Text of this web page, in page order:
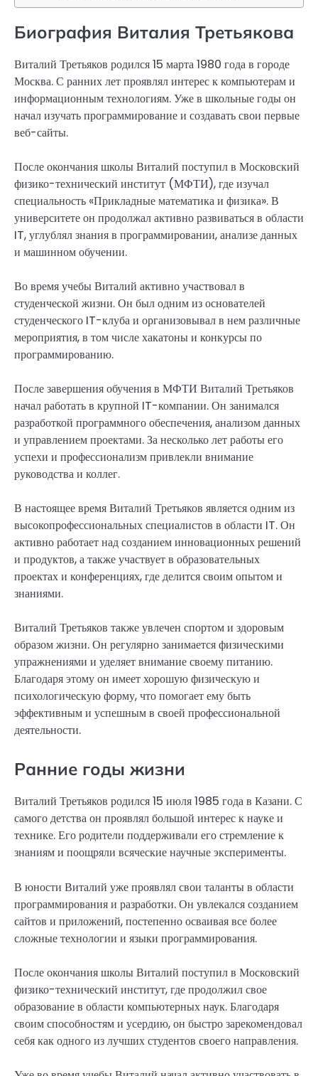
Биография Виталия Третьякова
Виталий Третьяков родился 15 марта 1980 года в городе
Москва. С ранних лет проявлял интерес к компьютерам и
информационным технологиям. Уже в школьные годы он
начал изучать программирование и создавать свои первые
веб-сайты.
После окончания школы Виталий поступил в Московский
физико-технический институт (МФТИ), где изучал
специальность «Прикладные математика и физика». В
университете он продолжал активно развиваться в области
IT, углублял знания в программировании, анализе данных
и машинном обучении.
Во время учебы Виталий активно участвовал в
студенческой жизни. Он был одним из основателей
студенческого IT-клуба и организовывал в нем различные
мероприятия, в том числе хакатоны и конкурсы по
программированию.
После завершения обучения в МФТИ Виталий Третьяков
начал работать в крупной IT-компании. Он занимался
разработкой программного обеспечения, анализом данных
и управлением проектами. За несколько лет работы его
успехи и профессионализм привлекли внимание
руководства и коллег.
В настоящее время Виталий Третьяков является одним из
высокопрофессиональных специалистов в области IT. Он
активно работает над созданием инновационных решений
и продуктов, а также участвует в образовательных
проектах и конференциях, где делится своим опытом и
знаниями.
Виталий Третьяков также увлечен спортом и здоровым
образом жизни. Он регулярно занимается физическими
упражнениями и уделяет внимание своему питанию.
Благодаря этому он имеет хорошую физическую и
психологическую форму, что помогает ему быть
эффективным и успешным в своей профессиональной
деятельности.
Ранние годы жизни
Виталий Третьяков родился 15 июля 1985 года в Казани. С
самого детства он проявлял большой интерес к науке и
технике. Его родители поддерживали его стремление к
знаниям и поощряли всяческие научные эксперименты.
В юности Виталий уже проявлял свои таланты в области
программирования и разработки. Он увлекался созданием
сайтов и приложений, постепенно осваивая все более
сложные технологии и языки программирования.
После окончания школы Виталий поступил в Московский
физико-технический институт, где продолжил свое
образование в области компьютерных наук. Благодаря
своим способностям и усердию, он быстро зарекомендовал
себя как одного из лучших студентов своего направления.